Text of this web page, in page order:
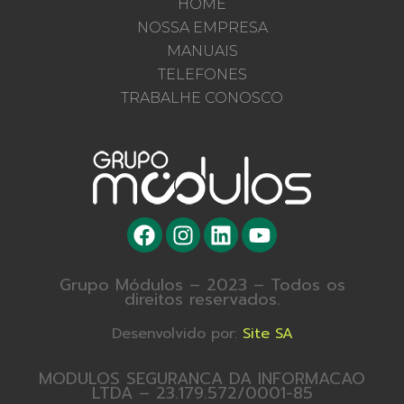
HOME
NOSSA EMPRESA
MANUAIS
TELEFONES
TRABALHE CONOSCO
Grupo Módulos – 2023 – Todos os
direitos reservados.
Desenvolvido por: Site SA
MODULOS SEGURANCA DA INFORMACAO
LTDA – 23.179.572/0001-85